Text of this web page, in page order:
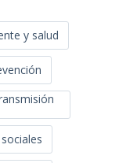
y salud